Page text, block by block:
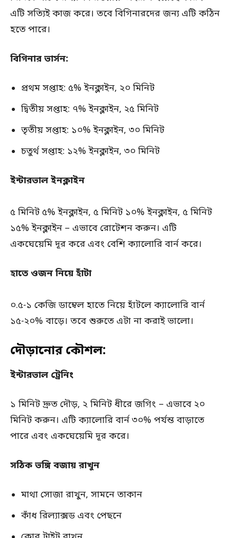
এটি সত্যিই কাজ করে। তবে বিগিনারদের জন্য এটি কঠিন
হতে পারে।
বিগিনার ভার্সন:
প্রথম সপ্তাহ: ৫% ইনক্লাইন, ২০ মিনিট
দ্বিতীয় সপ্তাহ: ৭% ইনক্লাইন, ২৫ মিনিট
তৃতীয় সপ্তাহ: ১০% ইনক্লাইন, ৩০ মিনিট
চতুর্থ সপ্তাহ: ১২% ইনক্লাইন, ৩০ মিনিট
ইন্টারভাল ইনক্লাইন
৫ মিনিট ৫% ইনক্লাইন, ৫ মিনিট ১০% ইনক্লাইন, ৫ মিনিট
১৫% ইনক্লাইন – এভাবে রোটেশন করুন। এটি
একঘেয়েমি দূর করে এবং বেশি ক্যালোরি বার্ন করে।
হাতে ওজন নিয়ে হাঁটা
০.৫-১ কেজি ডাম্বেল হাতে নিয়ে হাঁটলে ক্যালোরি বার্ন
১৫-২০% বাড়ে। তবে শুরুতে এটা না করাই ভালো।
দৌড়ানোর কৌশল:
ইন্টারভাল ট্রেনিং
১ মিনিট দ্রুত দৌড়, ২ মিনিট ধীরে জগিং – এভাবে ২০
মিনিট করুন। এটি ক্যালোরি বার্ন ৩০% পর্যন্ত বাড়াতে
পারে এবং একঘেয়েমি দূর করে।
সঠিক ভঙ্গি বজায় রাখুন
মাথা সোজা রাখুন, সামনে তাকান
কাঁধ রিল্যাক্সড এবং পেছনে